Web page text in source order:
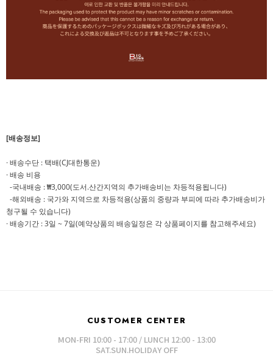
[배송정보]
· 배송수단 : 택배(CJ대한통운)
· 배송 비용
-국내배송 : ₩3,000(도서.산간지역의 추가배송비는 차등적용됩니다)
-해외배송 : 국가와 지역으로 차등적용(상품의 중량과 부피에 따라 추가배송비가
청구될 수 있습니다)
· 배송기간 : 3일 ~ 7일(예약상품의 배송일정은 각 상품페이지를 참고해주세요)
CUSTOMER CENTER
MON-FRI 10:00 - 17:00 / LUNCH 12:00 - 13:00
SAT.SUN.HOLIDAY OFF